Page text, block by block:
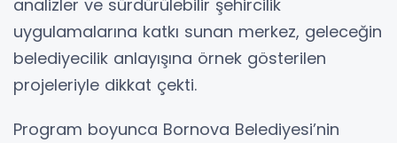
analizler ve sürdürülebilir şehircilik
uygulamalarına katkı sunan merkez, geleceğin
belediyecilik anlayışına örnek gösterilen
projeleriyle dikkat çekti.
Program boyunca Bornova Belediyesi’nin